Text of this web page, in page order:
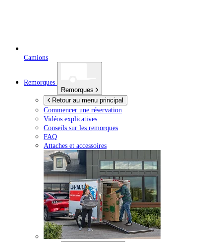
Camions
Remorques
Remorques
Retour au menu principal
Commencer une réservation
Vidéos explicatives
Conseils sur les remorques
FAQ
Attaches et accessoires